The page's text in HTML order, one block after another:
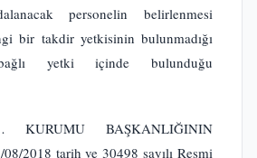
personelin belirlenmesi
bir takdir yetkisinin bulunmadığı
yetki içinde bulunduğu
BAŞKANLIĞININ
2018 tarih ve 30498 sayılı Resmi